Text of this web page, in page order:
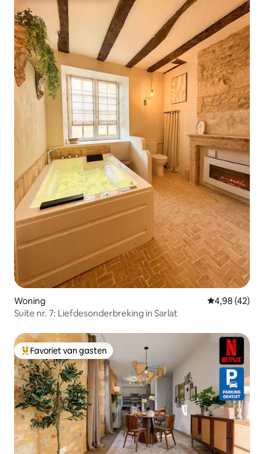
Woning Gemiddelde
4,98 (42)
Suite nr. 7: Liefdesonderbreking in Sarlat
Topfavoriet van gasten
Favoriet van gasten